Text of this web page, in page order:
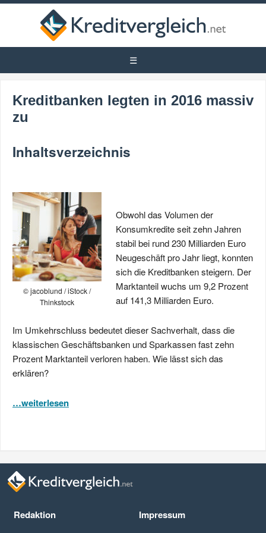
Kreditbanken legten in 2016 massiv
zu
Inhaltsverzeichnis
© jacoblund / iStock /
Thinkstock
Obwohl das Volumen der
Konsumkredite seit zehn Jahren
stabil bei rund 230 Milliarden Euro
Neugeschäft pro Jahr liegt, konnten
sich die Kreditbanken steigern. Der
Marktanteil wuchs um 9,2 Prozent
auf 141,3 Milliarden Euro.
Im Umkehrschluss bedeutet dieser Sachverhalt, dass die
klassischen Geschäftsbanken und Sparkassen fast zehn
Prozent Marktanteil verloren haben. Wie lässt sich das
erklären?
…weiterlesen
Redaktion Impressum